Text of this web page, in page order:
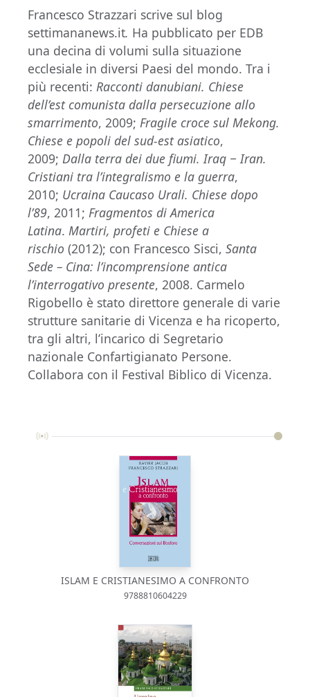
Francesco Strazzari scrive sul blog
settimananews.it. Ha pubblicato per EDB
una decina di volumi sulla situazione
ecclesiale in diversi Paesi del mondo. Tra i
più recenti: Racconti danubiani. Chiese
dell’est comunista dalla persecuzione allo
smarrimento, 2009; Fragile croce sul Mekong.
Chiese e popoli del sud-est asiatico,
2009; Dalla terra dei due fiumi. Iraq ‒ Iran.
Cristiani tra l’integralismo e la guerra,
2010; Ucraina Caucaso Urali. Chiese dopo
l’89, 2011; Fragmentos di America
Latina. Martiri, profeti e Chiese a
rischio (2012); con Francesco Sisci, Santa
Sede – Cina: l’incomprensione antica
l’interrogativo presente, 2008. Carmelo
Rigobello è stato direttore generale di varie
strutture sanitarie di Vicenza e ha ricoperto,
tra gli altri, l’incarico di Segretario
nazionale Confartigianato Persone.
Collabora con il Festival Biblico di Vicenza.
ISLAM E CRISTIANESIMO A CONFRONTO
9788810604229